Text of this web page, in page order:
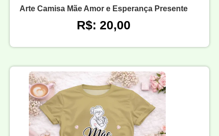
Arte Camisa Mãe Amor e Esperança Presente
R$: 20,00